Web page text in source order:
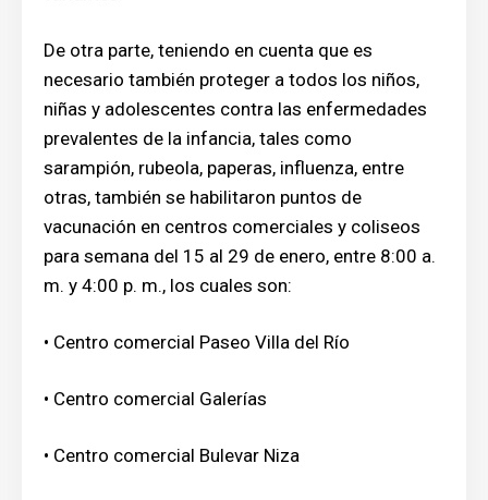
De otra parte, teniendo en cuenta que es
necesario también proteger a todos los niños,
niñas y adolescentes contra las enfermedades
prevalentes de la infancia, tales como
sarampión, rubeola, paperas, influenza, entre
otras, también se habilitaron puntos de
vacunación en centros comerciales y coliseos
para semana del 15 al 29 de enero, entre 8:00 a.
m. y 4:00 p. m., los cuales son:
• Centro comercial Paseo Villa del Río
• Centro comercial Galerías
• Centro comercial Bulevar Niza